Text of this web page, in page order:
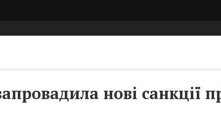
нові санкції